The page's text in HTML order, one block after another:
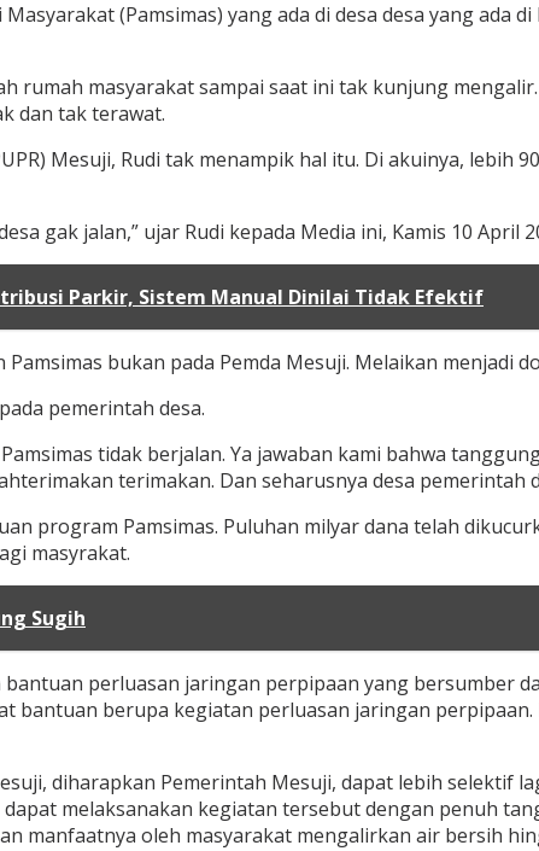
(Pamsimas) yang ada di desa desa yang ada
rumah masyarakat sampai saat ini tak kunjung
dan tak terawat.
Mesuji, Rudi tak menampik hal itu. Di akuinya, lebih
gak jalan,” ujar Rudi kepada Media ini, Kamis 10 April
Parkir, Sistem Manual Dinilai Tidak Efektif
bukan pada Pemda Mesuji. Melaikan menjadi
pemerintah desa.
tidak berjalan. Ya jawaban kami bahwa
terimakan. Dan seharusnya desa pemerintah
program Pamsimas. Puluhan milyar dana telah
masyrakat.
Sugih
perluasan jaringan perpipaan yang bersumber
bantuan berupa kegiatan perluasan jaringan
diharapkan Pemerintah Mesuji, dapat lebih selektif
melaksanakan kegiatan tersebut dengan penuh
manfaatnya oleh masyarakat mengalirkan air bersih